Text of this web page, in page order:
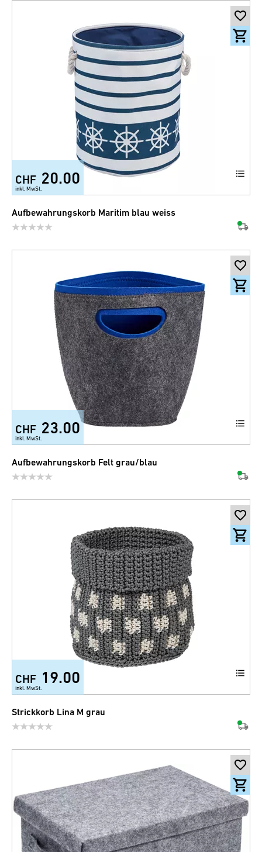
CHF 20.00
inkl. MwSt.
Aufbewahrungskorb Maritim blau weiss
CHF 23.00
inkl. MwSt.
Aufbewahrungskorb Felt grau/blau
CHF 19.00
inkl. MwSt.
Strickkorb Lina M grau